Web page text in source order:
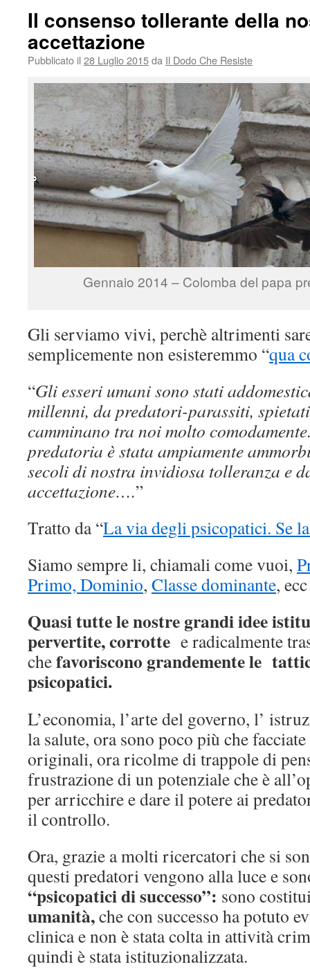
Il consenso tollerante della
accettazione
Pubblicato il 28 Luglio 2015da Il Dodo Che Resiste
Gennaio 2014 – Colomba del papa
Gli serviamo vivi, perchè altrimenti
semplicemente non esisteremmo “qua
“Gli esseri umani sono stati
millenni, da predatori-parassiti,
camminano tra noi molto
predatoria è stata ampiamente
secoli di nostra invidiosa tolleranza e
accettazione….”
Tratto da “La via degli psicopatici. Se
Siamo sempre li, chiamali come vuoi,
Primo, Dominio, Classe dominante,
Quasi tutte le nostre grandi idee
pervertite, corrotte e radicalmente
chefavoriscono grandemente le
psicopatici.
L’economia, l’arte del governo, l’
la salute, ora sono poco più che
originali, ora ricolme di trappole di
frustrazione di un potenziale che è
per arricchire e dare il potere ai
il controllo.
Ora, grazie a molti ricercatori che si
questi predatori vengono alla luce e
“psicopatici di successo”: sono
umanità,che con successo ha potuto
clinica e non è stata colta in attività
quindi è stata istituzionalizzata.